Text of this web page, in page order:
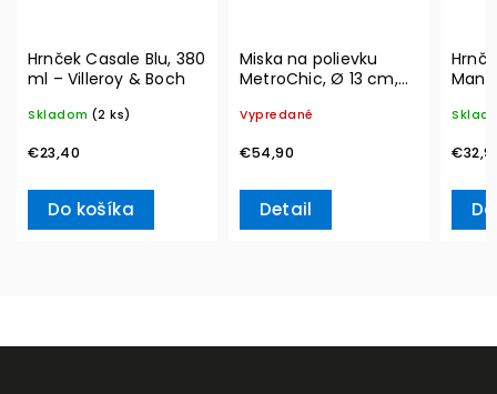
Hrnček Casale Blu, 380
ml – Villeroy & Boch
Skladom (2 ks)
€23,40
Do košíka
Miska na polievku
MetroChic, Ø 13 cm,
Boch
Vypredané
€54,90
Detail
Boch